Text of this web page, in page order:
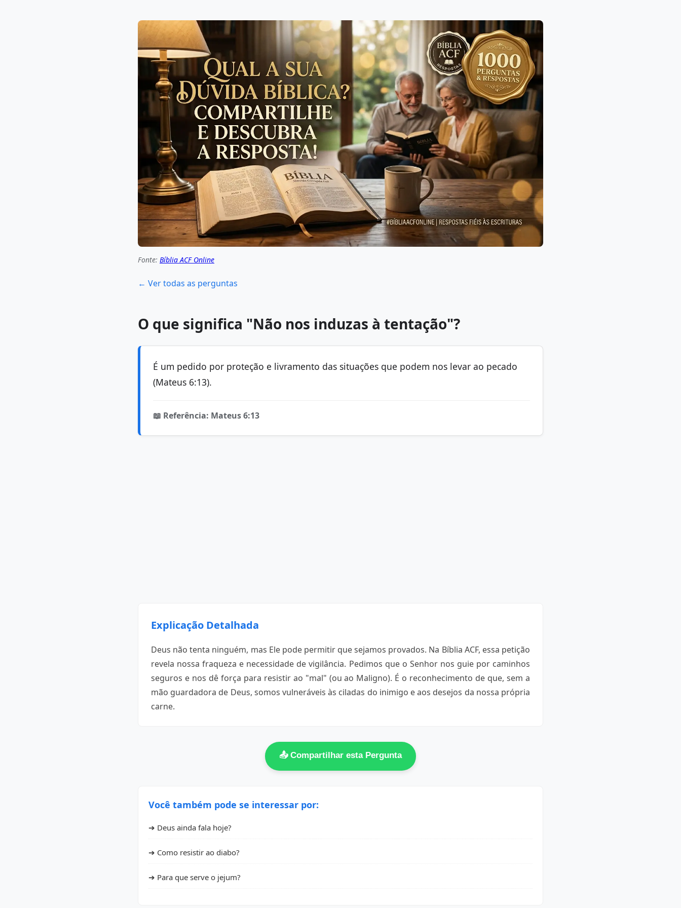
Fonte: Bíblia ACF Online
← Ver todas as perguntas
O que significa "Não nos induzas à tentação"?
É um pedido por proteção e livramento das situações que podem nos levar ao pecado
(Mateus 6:13).
📖 Referência: Mateus 6:13
Explicação Detalhada
Deus não tenta ninguém, mas Ele pode permitir que sejamos provados. Na Bíblia ACF, essa petição
revela nossa fraqueza e necessidade de vigilância. Pedimos que o Senhor nos guie por caminhos
seguros e nos dê força para resistir ao "mal" (ou ao Maligno). É o reconhecimento de que, sem a
mão guardadora de Deus, somos vulneráveis às ciladas do inimigo e aos desejos da nossa própria
carne.
📤 Compartilhar esta Pergunta
Você também pode se interessar por:
➔ Deus ainda fala hoje?
➔ Como resistir ao diabo?
➔ Para que serve o jejum?